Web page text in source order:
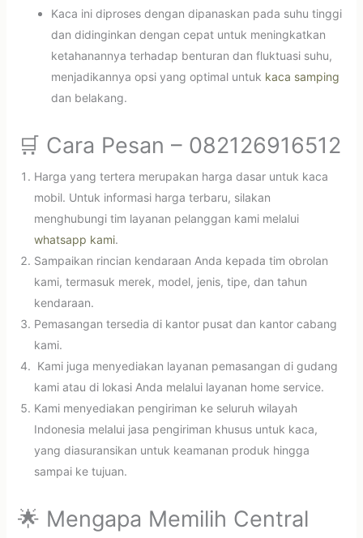
Kaca ini diproses dengan dipanaskan pada suhu tinggi
dan didinginkan dengan cepat untuk meningkatkan
ketahanannya terhadap benturan dan fluktuasi suhu,
menjadikannya opsi yang optimal untuk kaca samping
dan belakang.
🛒 Cara Pesan – 082126916512
Harga yang tertera merupakan harga dasar untuk kaca
mobil. Untuk informasi harga terbaru, silakan
menghubungi tim layanan pelanggan kami melalui
whatsapp kami.
Sampaikan rincian kendaraan Anda kepada tim obrolan
kami, termasuk merek, model, jenis, tipe, dan tahun
kendaraan.
Pemasangan tersedia di kantor pusat dan kantor cabang
kami.
Kami juga menyediakan layanan pemasangan di gudang
kami atau di lokasi Anda melalui layanan home service.
Kami menyediakan pengiriman ke seluruh wilayah
Indonesia melalui jasa pengiriman khusus untuk kaca,
yang diasuransikan untuk keamanan produk hingga
sampai ke tujuan.
🌟 Mengapa Memilih Central